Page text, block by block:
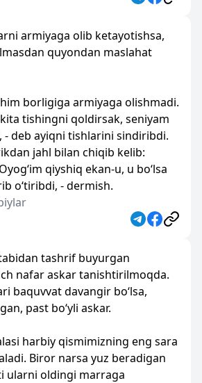
armiyaga olib ketayotishsa,
quyondan maslahat
borligiga armiyaga olishmadi.
tishingni qoldirsak, seniyam
- deb ayiqni tishlarini sindiribdi.
jahl bilan chiqib kelib:
qiyshiq ekan-u, u bo‘lsa
o‘tiribdi, - dermish.
tashrif buyurgan
nafar askar tanishtirilmoqda.
baquvvat davangir bo‘lsa,
past bo‘yli askar.
harbiy qismimizning eng sara
Biror narsa yuz beradigan
ularni oldingi marraga